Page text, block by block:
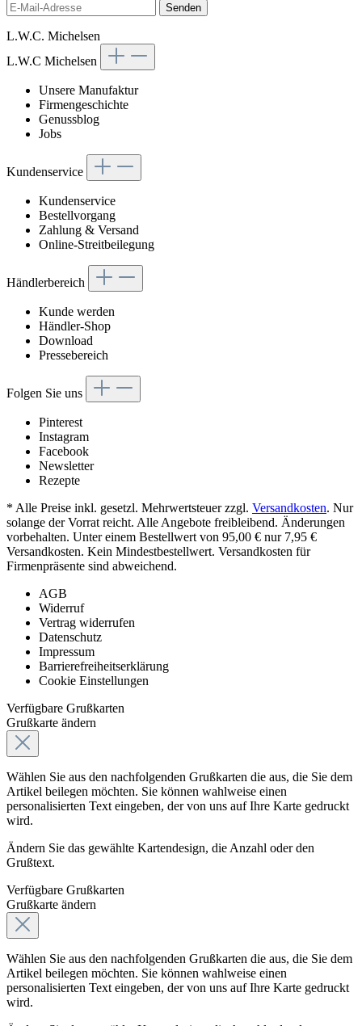
Senden
L.W.C. Michelsen
L.W.C Michelsen
Unsere Manufaktur
Firmengeschichte
Genussblog
Jobs
Kundenservice
Kundenservice
Bestellvorgang
Zahlung & Versand
Online-Streitbeilegung
Händlerbereich
Kunde werden
Händler-Shop
Download
Pressebereich
Folgen Sie uns
Pinterest
Instagram
Facebook
Newsletter
Rezepte
* Alle Preise inkl. gesetzl. Mehrwertsteuer zzgl. Versandkosten. Nur
solange der Vorrat reicht. Alle Angebote freibleibend. Änderungen
vorbehalten. Unter einem Bestellwert von 95,00 € nur 7,95 €
Versandkosten. Kein Mindestbestellwert. Versandkosten für
Firmenpräsente sind abweichend.
AGB
Widerruf
Vertrag widerrufen
Datenschutz
Impressum
Barrierefreiheitserklärung
Cookie Einstellungen
Verfügbare Grußkarten
Grußkarte ändern
Wählen Sie aus den nachfolgenden Grußkarten die aus, die Sie dem
Artikel beilegen möchten. Sie können wahlweise einen
personalisierten Text eingeben, der von uns auf Ihre Karte gedruckt
wird.
Ändern Sie das gewählte Kartendesign, die Anzahl oder den
Grußtext.
Verfügbare Grußkarten
Grußkarte ändern
Wählen Sie aus den nachfolgenden Grußkarten die aus, die Sie dem
Artikel beilegen möchten. Sie können wahlweise einen
personalisierten Text eingeben, der von uns auf Ihre Karte gedruckt
wird.